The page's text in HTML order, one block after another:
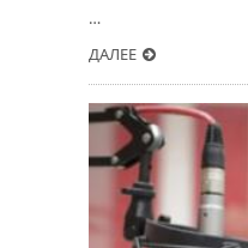
…
ДАЛЕЕ